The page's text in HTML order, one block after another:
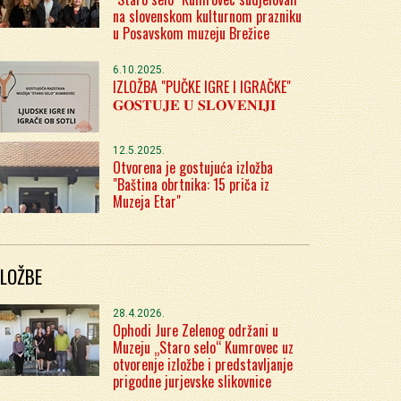
na slovenskom kulturnom prazniku
u Posavskom muzeju Brežice
6.10.2025.
IZLOŽBA "PUČKE IGRE I IGRAČKE"
𝐆𝐎𝐒𝐓𝐔𝐉𝐄 𝐔 𝐒𝐋𝐎𝐕𝐄𝐍𝐈𝐉𝐈
12.5.2025.
Otvorena je gostujuća izložba
"Baština obrtnika: 15 priča iz
Muzeja Etar"
28.4.2026.
Ophodi Jure Zelenog održani u
Muzeju „Staro selo“ Kumrovec uz
otvorenje izložbe i predstavljanje
prigodne jurjevske slikovnice